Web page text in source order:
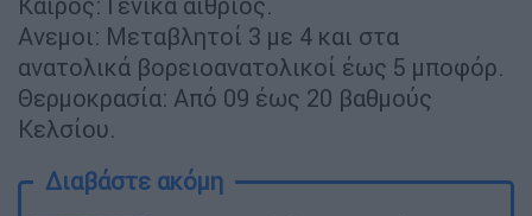
Ανεμοι: Μεταβλητοί 3 με 4 και στα
ανατολικά βορειοανατολικοί έως 5 μποφόρ.
Θερμοκρασία: Από 09 έως 20 βαθμούς
Κελσίου.
Διαβάστε ακόμη